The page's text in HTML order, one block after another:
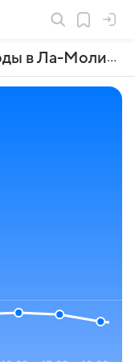
Почасовой прогноз погоды в Ла-Молине